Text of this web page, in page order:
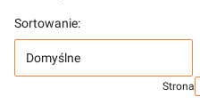
Sortowanie:
Domyślne
Strona